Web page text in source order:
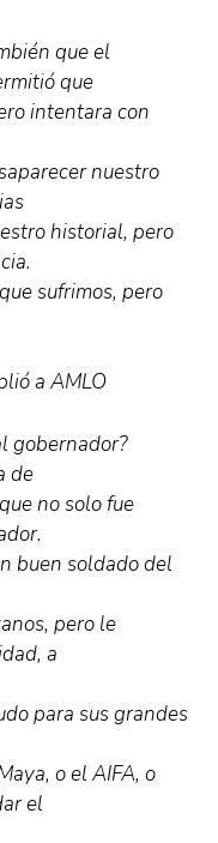
que el
que
intentara con
nuestro
historial, pero
sufrimos, pero
a AMLO
gobernador?
de
no solo fue
buen soldado del
pero le
a
para sus grandes
o el AIFA, o
el